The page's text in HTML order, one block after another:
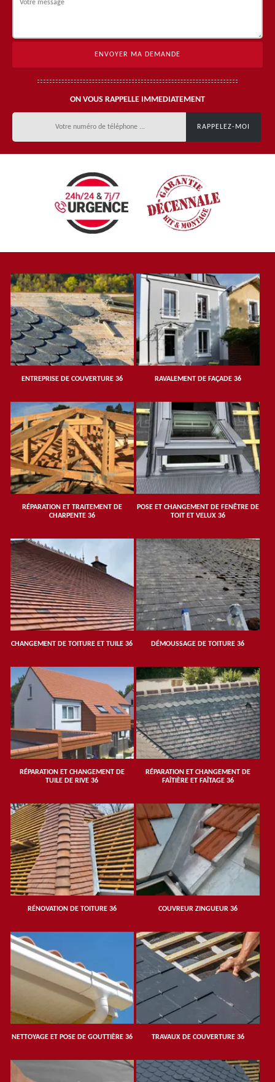
ON VOUS RAPPELLE IMMEDIATEMENT
ENTREPRISE DE COUVERTURE 36 RAVALEMENT DE FAÇADE 36
RÉPARATION ET TRAITEMENT DE
CHARPENTE 36
POSE ET CHANGEMENT DE FENÊTRE DE
TOIT ET VELUX 36
CHANGEMENT DE TOITURE ET TUILE 36 DÉMOUSSAGE DE TOITURE 36
RÉPARATION ET CHANGEMENT DE
TUILE DE RIVE 36
RÉPARATION ET CHANGEMENT DE
FAÎTIÈRE ET FAÎTAGE 36
RÉNOVATION DE TOITURE 36 COUVREUR ZINGUEUR 36
NETTOYAGE ET POSE DE GOUTTIÈRE 36 TRAVAUX DE COUVERTURE 36